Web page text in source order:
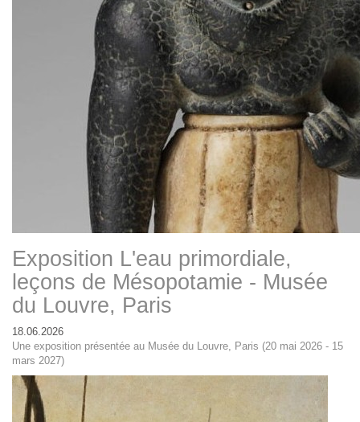
Exposition L'eau primordiale,
leçons de Mésopotamie - Musée
du Louvre, Paris
18.06.2026
Une exposition présentée au Musée du Louvre, Paris (20 mai 2026 - 15
mars 2027)